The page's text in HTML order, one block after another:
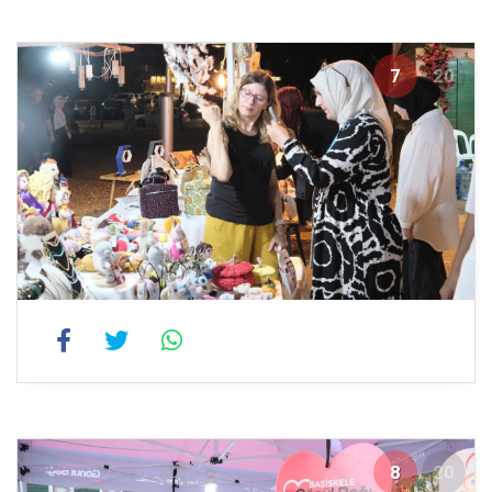
7 20
8 20